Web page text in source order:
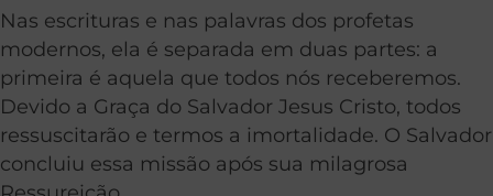
Nas escrituras e nas palavras dos profetas
modernos, ela é separada em duas partes: a
primeira é aquela que todos nós receberemos.
Devido a Graça do Salvador Jesus Cristo, todos
ressuscitarão e termos a imortalidade. O Salvador
concluiu essa missão após sua milagrosa